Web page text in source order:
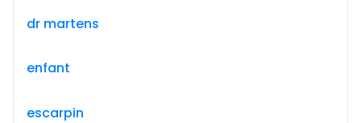
dr martens
enfant
escarpin